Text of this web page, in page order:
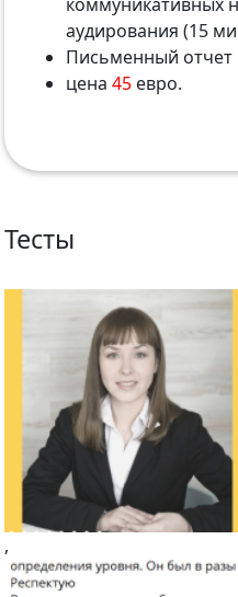
аудирования (15
Письменный отчет
цена 45 евро.
Тесты
,